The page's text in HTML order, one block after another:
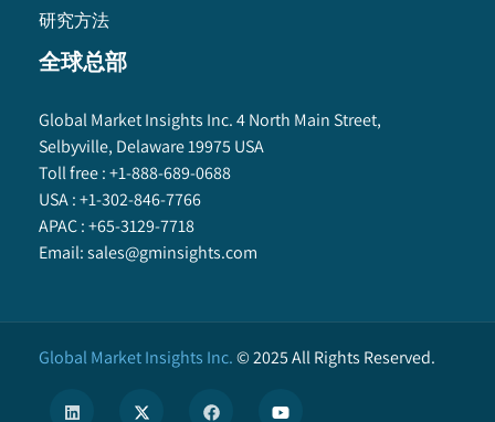
研究方法
全球总部
Global Market Insights Inc. 4 North Main Street,
Selbyville, Delaware 19975 USA
Toll free :+1-888-689-0688
USA :+1-302-846-7766
APAC :+65-3129-7718
Email:sales@gminsights.com
Global Market Insights Inc.©2025All Rights Reserved.